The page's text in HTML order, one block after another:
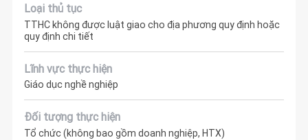
Loại thủ tục
TTHC không được luật giao cho địa phương quy định hoặc
quy định chi tiết
Lĩnh vực thực hiện
Giáo dục nghề nghiệp
Đối tượng thực hiện
Tổ chức (không bao gồm doanh nghiệp, HTX)